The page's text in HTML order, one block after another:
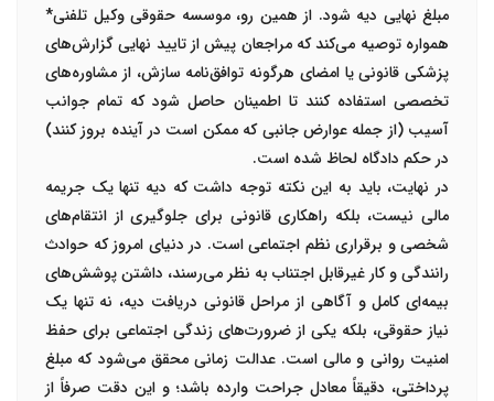
مبلغ نهایی دیه شود. از همین رو،موسسه حقوقی وکیل تلفنی*
همواره توصیه می‌کند که مراجعان پیش از تایید نهایی گزارش‌های
پزشکی قانونی یا امضای هرگونه توافق‌نامه سازش، از مشاوره‌های
تخصصی استفاده کنند تا اطمینان حاصل شود که تمام جوانب
آسیب (از جمله عوارض جانبی که ممکن است در آینده بروز کنند)
در حکم دادگاه لحاظ شده است.
در نهایت، باید به این نکته توجه داشت که دیه تنها یک جریمه
مالی نیست، بلکه راهکاری قانونی برای جلوگیری از انتقام‌های
شخصی و برقراری نظم اجتماعی است. در دنیای امروز که حوادث
رانندگی و کار غیرقابل اجتناب به نظر می‌رسند، داشتن پوشش‌های
بیمه‌ای کامل و آگاهی از مراحل قانونی دریافت دیه، نه تنها یک
نیاز حقوقی، بلکه یکی از ضرورت‌های زندگی اجتماعی برای حفظ
امنیت روانی و مالی است. عدالت زمانی محقق می‌شود که مبلغ
پرداختی، دقیقاً معادل جراحت وارده باشد؛ و این دقت صرفاً از